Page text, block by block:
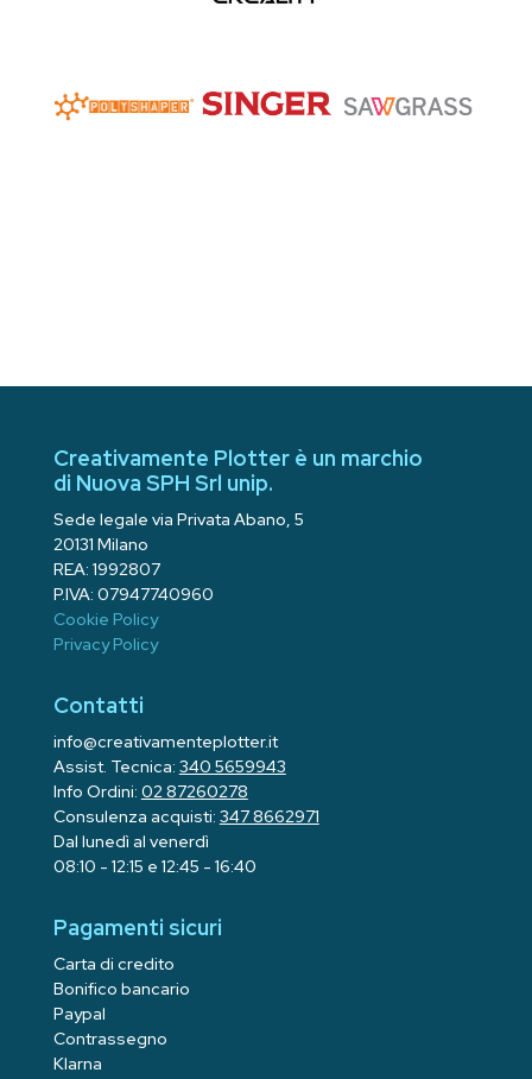
Creativamente Plotter è un marchio
di Nuova SPH Srl unip.
Sede legale via Privata Abano, 5
20131 Milano
REA: 1992807
P.IVA: 07947740960
Cookie Policy
Privacy Policy
Contatti
info@creativamenteplotter.it
Assist. Tecnica: 340 5659943
Info Ordini: 02 87260278
Consulenza acquisti: 347 8662971
Dal lunedì al venerdì
08:10 - 12:15 e 12:45 - 16:40
Pagamenti sicuri
Carta di credito
Bonifico bancario
Paypal
Contrassegno
Klarna